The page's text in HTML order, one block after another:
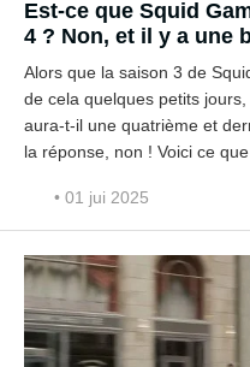
Est-ce que Squid
4 ? Non, et il y a une
Alors que la saison 3 de
de cela quelques petits
aura-t-il une quatrième et
la réponse, non ! Voici ce
• 01 jui 2025